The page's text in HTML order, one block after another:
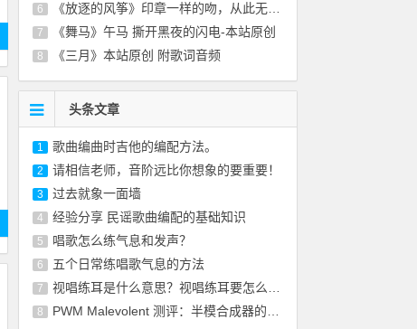
6 《放逐的风筝》印章一样的吻，从此无悲无恨-
7 《舞马》午马 撕开黑夜的闪电-本站原创
8 《三月》本站原创 附歌词音频
头条文章
1 歌曲编曲时吉他的编配方法。
2 请相信老师，音阶远比你想象的要重要！
3 过去就象一面墙
4 经验分享 民谣歌曲编配的基础知识
5 唱歌怎么练气息和发声？
6 五个日常练唱歌气息的方法
7 视唱练耳是什么意思？视唱练耳要怎么训练？
8 PWM Malevolent 测评：半模合成器的喜悦不是